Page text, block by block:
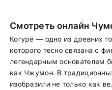
Смотреть онлайн
Когурё — одно из древних
которого тесно связана с
легендарным основателем
как Чжумон. В
изобразили не только как